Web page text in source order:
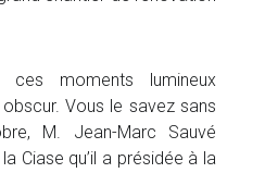
ces moments lumineux
Vous le savez sans
M. Jean-Marc Sauvé
Ciase qu’il a présidée à la